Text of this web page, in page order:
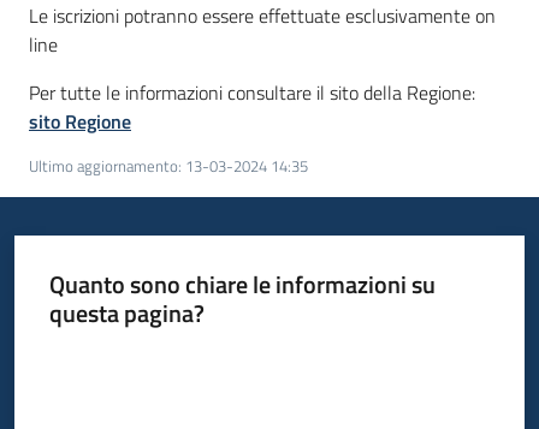
Newsletter
Le iscrizioni potranno essere effettuate esclusivamente on
line
Per tutte le informazioni consultare il sito della Regione:
sito Regione
Ultimo aggiornamento: 13-03-2024 14:35
Quanto sono chiare le informazioni su
questa pagina?